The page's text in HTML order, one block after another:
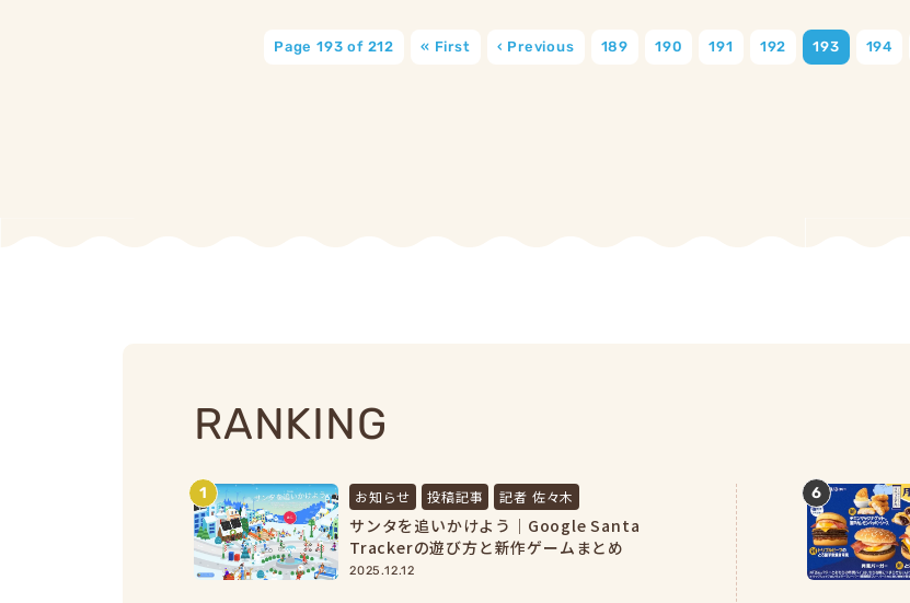
Page 193 of 212 « First ‹ Previous 189 190 191 192 193 194
RANKING
1 お知らせ 投稿記事 記者 佐々木
サンタを追いかけよう｜Google Santa
Trackerの遊び方と新作ゲームまとめ
【2025最新】
2025.12.12
6